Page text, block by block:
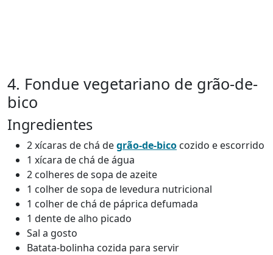
4. Fondue vegetariano de grão-de-
bico
Ingredientes
2 xícaras de chá degrão-de-bico cozido e escorrido
1 xícara de chá de água
2 colheres de sopa de azeite
1 colher de sopa de levedura nutricional
1 colher de chá de páprica defumada
1 dente de alho picado
Sal a gosto
Batata-bolinha cozida para servir